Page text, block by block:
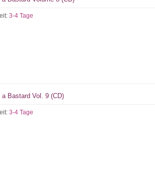
3-4 Tage
a Bastard Vol. 9 (CD)
3-4 Tage